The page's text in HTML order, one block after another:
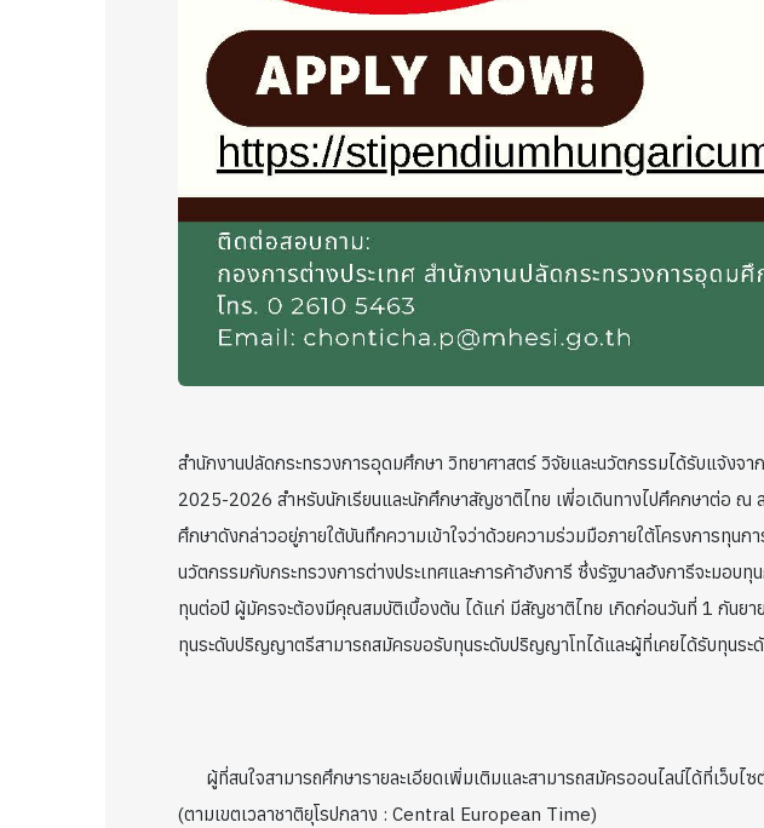
สำนักงานปลัดกระทรวงการอุดมศึกษา วิทยาศาสตร์ วิจัยและนวัตกรรมได้รับแจ้ง
2025-2026 สำหรับนักเรียนและนักศึกษาสัญชาติไทย เพี่อเดินทางไปศึคกษาต่อ
ศึกษาดังกล่าวอยู่ภายใต้บันทึกความเข้าใจว่าด้วยความร่วมมือภายใต้โครงการทุ
นวัตกรรมกับกระทรวงการต่างประเทศและการค้าฮังการี ซึ่งรัฐบาลฮังการีจะมอบ
ทุนต่อปี ผู้มัครจะต้องมีคุณสมบัติเบื้องต้น ได้แก่ มีสัญชาติไทย เกิดก่อนวันที่ 1 กันย
ทุนระดับปริญญาตรีสามารถสมัครขอรับทุนระดับปริญญาโทได้และผู้ที่เคยได้รับทุนร
ผู้ที่สนใจสามารถศึกษารายละเอียดเพิ่มเติมและสามารถสมัครออนไลน์ได้ที่เว็
(ตามเขตเวลาชาติยุโรปกลาง : Central European Time)